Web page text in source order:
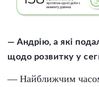
— Андрію, а які
щодо розвитку у
— Найближчим